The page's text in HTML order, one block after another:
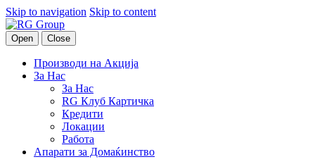
Skip to navigation Skip to content
Open Close
Производи на Акција
За Нас
За Нас
RG Клуб Картичка
Кредити
Локации
Работа
Апарати за Домаќинство